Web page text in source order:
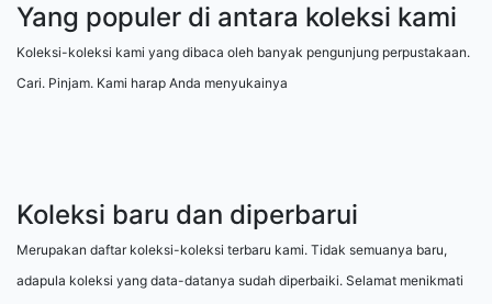
Yang populer di antara koleksi kami
Koleksi-koleksi kami yang dibaca oleh banyak pengunjung perpustakaan.
Cari. Pinjam. Kami harap Anda menyukainya
Koleksi baru dan diperbarui
Merupakan daftar koleksi-koleksi terbaru kami. Tidak semuanya baru,
adapula koleksi yang data-datanya sudah diperbaiki. Selamat menikmati